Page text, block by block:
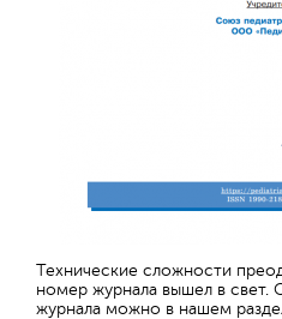
Технические сложности
номер журнала вышел в свет.
журнала можно в нашем